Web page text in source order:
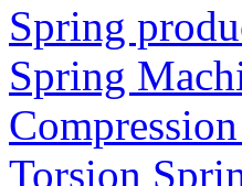
Spring
Spring
Torsion